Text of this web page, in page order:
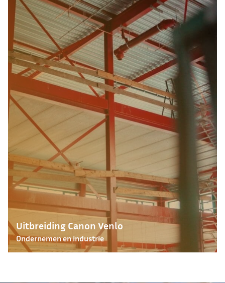
Uitbreiding Canon Venlo
Ondernemen en industrie